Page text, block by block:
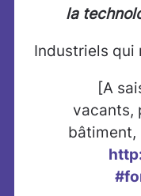
la
Industriels qui
[A
vacants,
bâtiment,